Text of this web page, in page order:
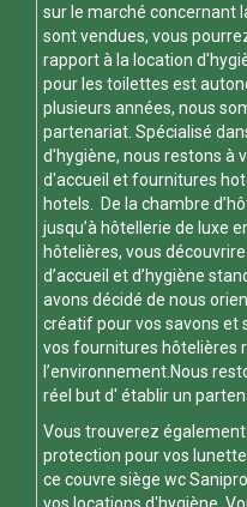
sur le marché concernant
sont vendues, vous
rapport à la location
pour les toilettes est
plusieurs années, nous
partenariat. Spécialisé
d'hygiène, nous restons à
d'accueil et fournitures
hotels. De la chambre
jusqu’à hôtellerie de luxe
hôtelières, vous
d’accueil et d’hygiène
avons décidé de nous
créatif pour vos savons et
vos fournitures hôtelières
l’environnement.Nous
réel but d' établir un
Vous trouverez
protection pour vos
ce couvre siège wc